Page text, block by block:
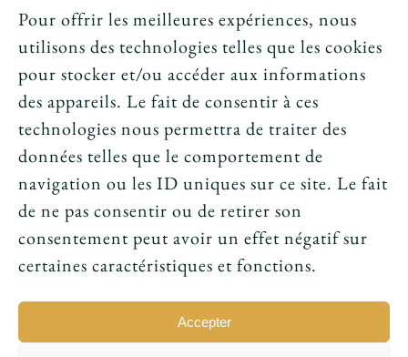
Pour offrir les meilleures expériences, nous
utilisons des technologies telles que les cookies
pour stocker et/ou accéder aux informations
des appareils. Le fait de consentir à ces
technologies nous permettra de traiter des
données telles que le comportement de
navigation ou les ID uniques sur ce site. Le fait
de ne pas consentir ou de retirer son
consentement peut avoir un effet négatif sur
certaines caractéristiques et fonctions.
Accepter
Crédits et mentions légales
Le tarot peut-il annoncer une rencontre
amoureuse ?
Peut-on prouver que le tarot fonctionne ?
Le tarot avant l’ésotérisme : un simple jeu ?